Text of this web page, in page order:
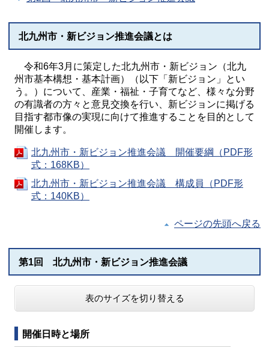
北九州市・新ビジョン推進会議とは
令和6年3月に策定した北九州市・新ビジョン（北九
州市基本構想・基本計画）（以下「新ビジョン」とい
う。）について、産業・福祉・子育てなど、様々な分野
の有識者の方々と意見交換を行い、新ビジョンに掲げる
目指す都市像の実現に向けて推進することを目的として
開催します。
北九州市・新ビジョン推進会議 開催要綱（PDF形
式：168KB）
北九州市・新ビジョン推進会議 構成員（PDF形
式：140KB）
ページの先頭へ戻る
第1回 北九州市・新ビジョン推進会議
表のサイズを切り替える
開催日時と場所